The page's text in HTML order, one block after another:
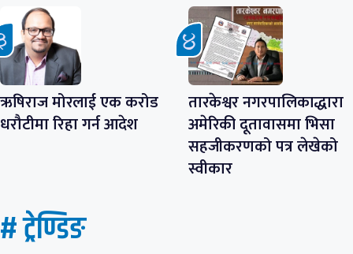
ऋषिराज मोरलाई एक करोड
धरौटीमा रिहा गर्न आदेश
तारकेश्वर नगरपालिकाद्धारा
अमेरिकी दूतावासमा भिसा
सहजीकरणको पत्र लेखेको
स्वीकार
# ट्रेण्डिङ